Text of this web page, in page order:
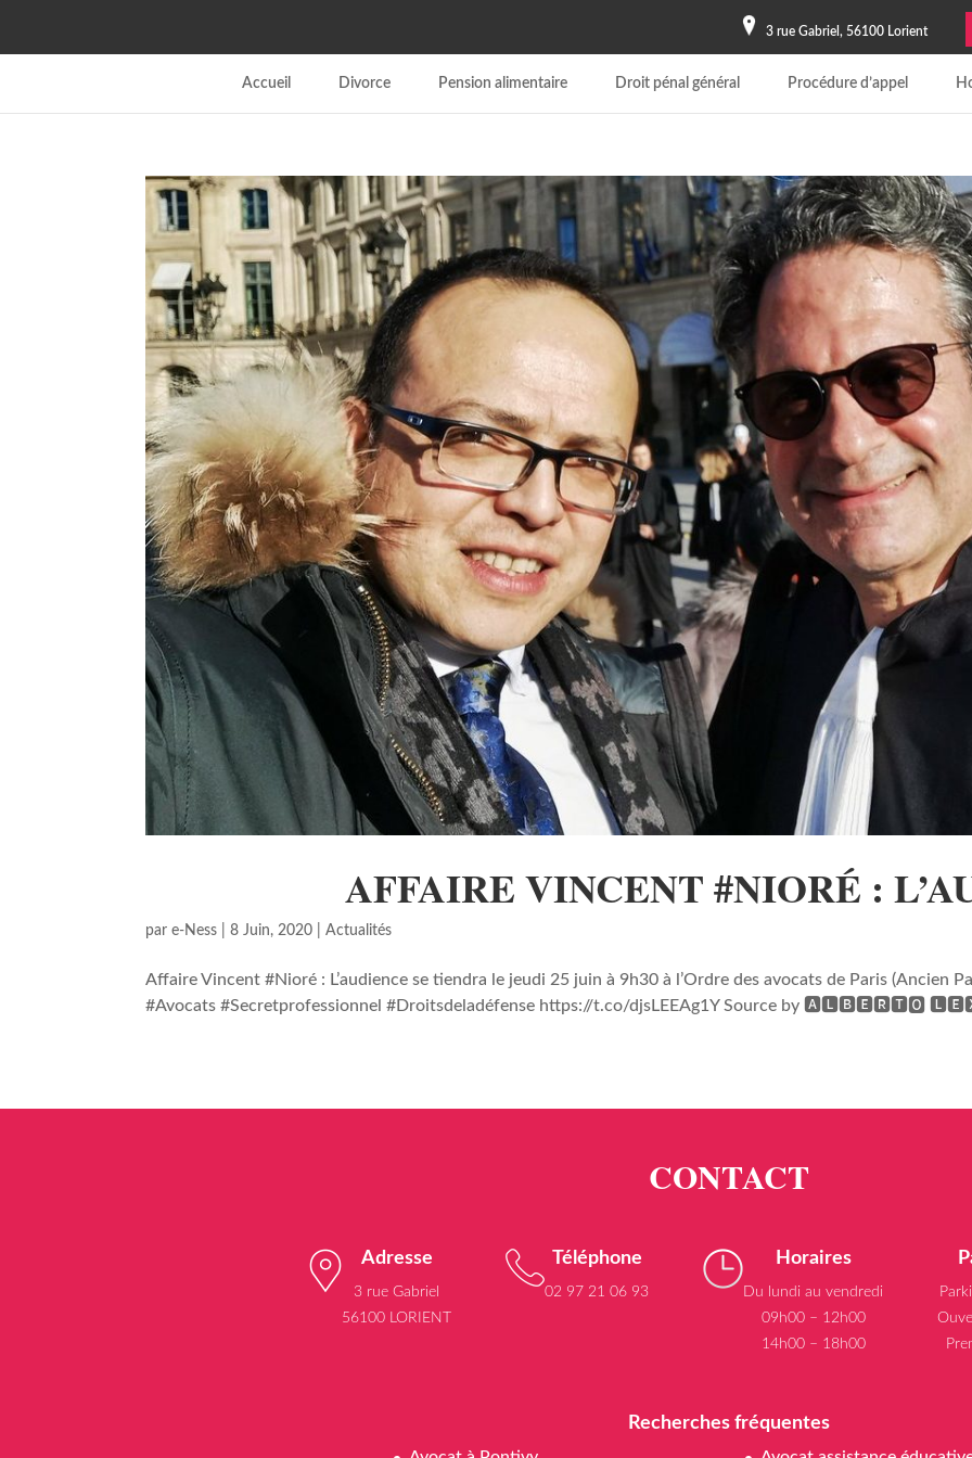
3 rue Gabriel, 56100 Lorient
Accueil Divorce Pension alimentaire Droit pénal général Procédure d’appel
AFFAIRE VINCENT #NIORÉ :
pare-Ness |8 Juin, 2020 |Actualités
Affaire Vincent #Nioré : L’audience se tiendra le jeudi 25 juin à 9h30 à l’Ordre des avocats de Paris (Ancien
#Avocats #Secretprofessionnel #Droitsdeladéfense https://t.co/djsLEEAg1Y Source by
Adresse
3 rue Gabriel
56100 LORIENT
Téléphone
02 97 21 06 93
Horaires
Du lundi au vendredi
09h00 – 12h00
14h00 – 18h00
Recherches fréquentes